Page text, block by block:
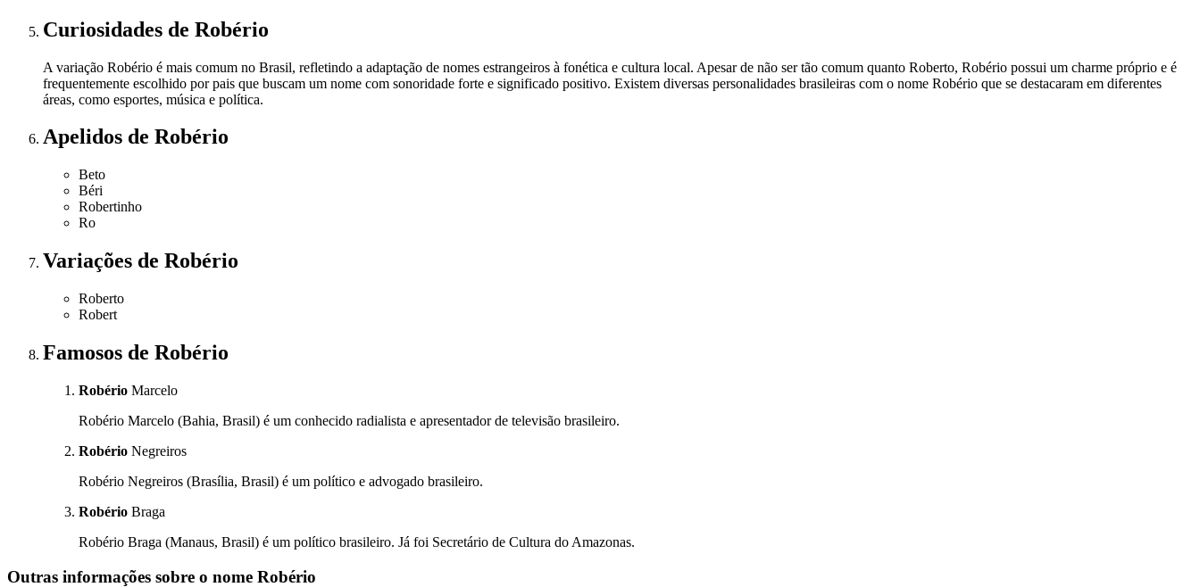
Curiosidades de Robério
A variação Robério é mais comum no Brasil, refletindo a adaptação de nomes estrangeiros à fonética e cultura local. Apesar de não ser tão comum quanto Roberto, Robério possui um charme próprio e é
frequentemente escolhido por pais que buscam um nome com sonoridade forte e significado positivo. Existem diversas personalidades brasileiras com o nome Robério que se destacaram em diferentes
áreas, como esportes, música e política.
Apelidos de Robério
Beto
Béri
Robertinho
Ro
Variações de Robério
Roberto
Robert
Famosos de Robério
Robério Marcelo
Robério Marcelo (Bahia, Brasil) é um conhecido radialista e apresentador de televisão brasileiro.
Robério Negreiros
Robério Negreiros (Brasília, Brasil) é um político e advogado brasileiro.
Robério Braga
Robério Braga (Manaus, Brasil) é um político brasileiro. Já foi Secretário de Cultura do Amazonas.
Outras informações sobre o nome Robério